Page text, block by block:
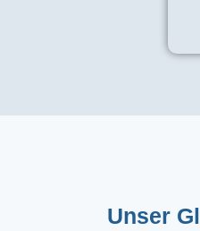
Unser